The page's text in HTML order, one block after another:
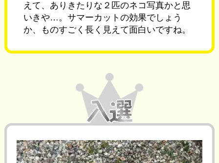
えて、ありきたりな２匹のネコ写真かと思
いきや…。サマーカットの効果でしょう
か、ものすごく長く見えて面白いですね。